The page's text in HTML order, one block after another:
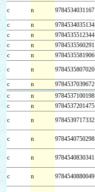
c n 9784534031167
c n 9784534035134
c
n 9784535512344
c
n 9784535560291
c
n 9784535581906
c
n 9784535807020
c n 9784537039672
c
n 9784537100198
c
n 9784537201475
c
n 9784539717332
c n 9784540750298
c n 9784540830341
c n 9784540880049